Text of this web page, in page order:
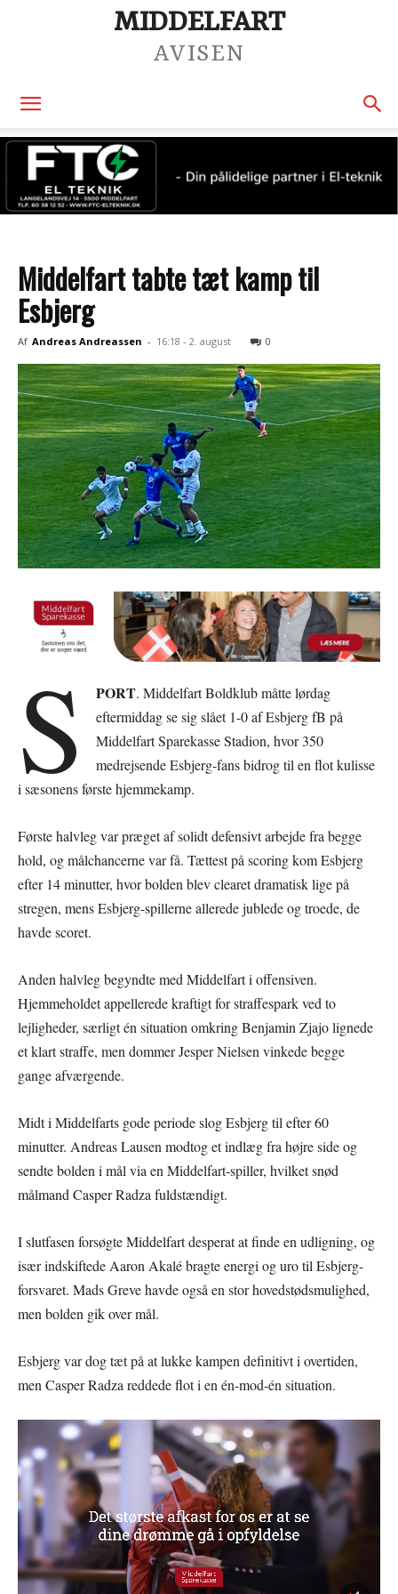
MIDDELFART
AVISEN
Middelfart tabte tæt kamp til
Esbjerg
Af Andreas Andreassen - 16:18 - 2. august 0
S PORT. Middelfart Boldklub måtte lørdag
eftermiddag se sig slået 1-0 af Esbjerg fB på
Middelfart Sparekasse Stadion, hvor 350
medrejsende Esbjerg-fans bidrog til en flot kulisse
i sæsonens første hjemmekamp.
Første halvleg var præget af solidt defensivt arbejde fra begge
hold, og målchancerne var få. Tættest på scoring kom Esbjerg
efter 14 minutter, hvor bolden blev clearet dramatisk lige på
stregen, mens Esbjerg-spillerne allerede jublede og troede, de
havde scoret.
Anden halvleg begyndte med Middelfart i offensiven.
Hjemmeholdet appellerede kraftigt for straffespark ved to
lejligheder, særligt én situation omkring Benjamin Zjajo lignede
et klart straffe, men dommer Jesper Nielsen vinkede begge
gange afværgende.
Midt i Middelfarts gode periode slog Esbjerg til efter 60
minutter. Andreas Lausen modtog et indlæg fra højre side og
sendte bolden i mål via en Middelfart-spiller, hvilket snød
målmand Casper Radza fuldstændigt.
I slutfasen forsøgte Middelfart desperat at finde en udligning, og
især indskiftede Aaron Akalé bragte energi og uro til Esbjerg-
forsvaret. Mads Greve havde også en stor hovedstødsmulighed,
men bolden gik over mål.
Esbjerg var dog tæt på at lukke kampen definitivt i overtiden,
men Casper Radza reddede flot i en én-mod-én situation.